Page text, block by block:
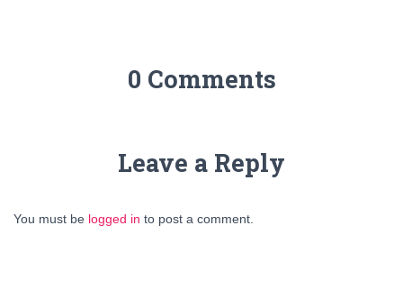
0 Comments
Leave a Reply
You must be logged in to post a comment.